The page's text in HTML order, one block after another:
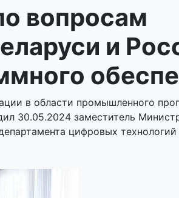
вопросам
и
в области промышленного
30.05.2024 заместитель
цифровых